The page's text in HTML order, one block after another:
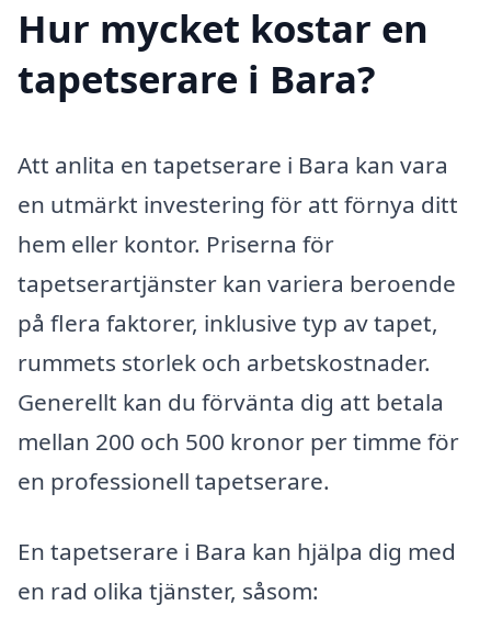
Hur mycket kostar en
tapetserare i Bara?
Att anlita en tapetserare i Bara kan vara
en utmärkt investering för att förnya ditt
hem eller kontor. Priserna för
tapetserartjänster kan variera beroende
på flera faktorer, inklusive typ av tapet,
rummets storlek och arbetskostnader.
Generellt kan du förvänta dig att betala
mellan 200 och 500 kronor per timme för
en professionell tapetserare.
En tapetserare i Bara kan hjälpa dig med
en rad olika tjänster, såsom: